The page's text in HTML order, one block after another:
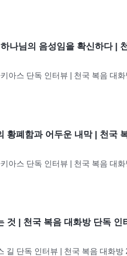
교계의 교회에서 설교하면서...
나님의 음성임을 확신하다 |
아스 단독 인터뷰 | 천국 복음 대화
교계의 교회에서 설교하면서...
황폐함과 어두운 내막 | 천국
아스 단독 인터뷰 | 천국 복음 대화
교계의 교회에서 설교하면서...
것 | 천국 복음 대화방 단독 인
길 단독 인터뷰 | 천국 복음 대화방